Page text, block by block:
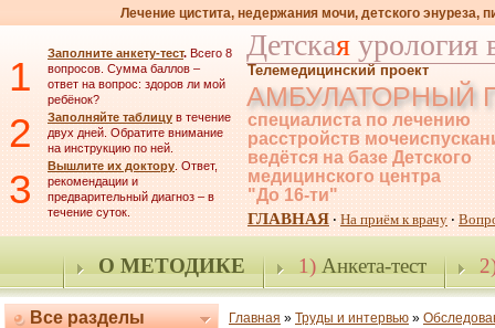
Лечение цистита, недержания мочи, детского энуреза,
1 Заполните анкету-тест. Всего 8
вопросов. Сумма баллов –
ответ на вопрос: здоров ли мой
ребёнок?
2 Заполняйте таблицу в течение
двух дней. Обратите внимание
на инструкцию по ней.
3 Вышлите их доктору. Ответ,
рекомендации и
предварительный диагноз – в
течение суток.
Детская урология
Телемедицинский проект
АМБУЛАТОРНЫЙ
специалиста по лечению
расстройств
ведётся на базе Детского
медицинского центра
"До 16-ти"
ГЛАВНАЯ · На приём к врачу ·
О МЕТОДИКЕ 1)Анкета-тест
Все разделы Главная » Труды и интервью »